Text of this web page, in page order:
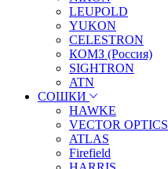
LEUPOLD
YUKON
CELESTRON
КОМЗ (Россия)
SIGHTRON
ATN
СОШКИ
HAWKE
VECTOR OPTICS
ATLAS
Firefield